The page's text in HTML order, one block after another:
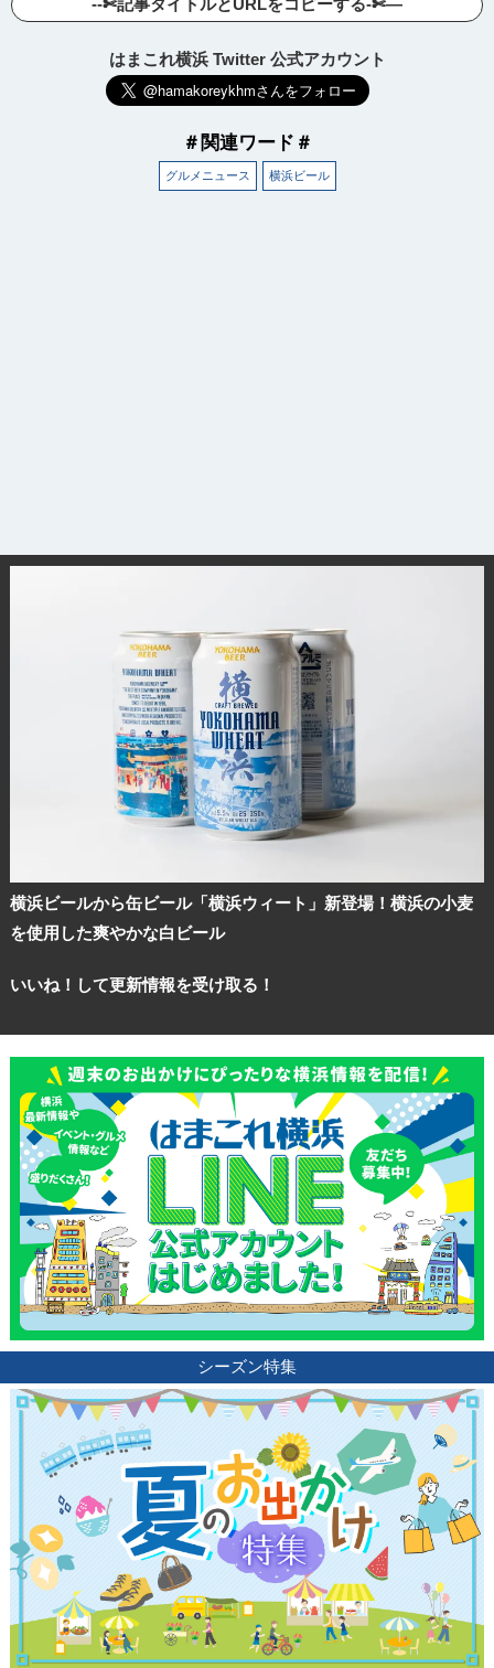
--✄記事タイトルとURLをコピーする-✄—
はまこれ横浜 Twitter 公式アカウント
＃関連ワード＃
グルメニュース 横浜ビール
横浜ビールから缶ビール「横浜ウィート」新登場！横浜の小麦
を使用した爽やかな白ビール
いいね！して更新情報を受け取る！
シーズン特集
観光ガイド
ランキング